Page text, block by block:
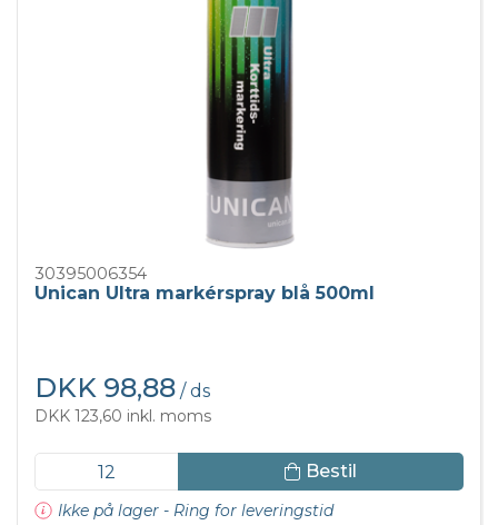
30395006354
Unican Ultra markérspray blå 500ml
DKK 98,88 / ds
DKK 123,60 inkl. moms
Bestil
Ikke på lager - Ring for leveringstid